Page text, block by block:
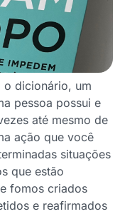
o dicionário, um
pessoa possui e
até mesmo de
ação que você
situações
que estão
fomos criados
e reafirmados